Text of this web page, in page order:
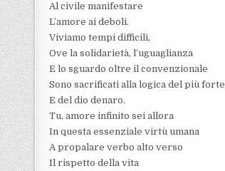
Al civile manifestare
L’amore ai deboli.
Viviamo tempi difficili,
Ove la solidarietà, l’uguaglianza
E lo sguardo oltre il convenzionale
Sono sacrificati alla logica del più forte
E del dio denaro.
Tu, amore infinito sei allora
In questa essenziale virtù umana
A propalare verbo alto verso
Il rispetto della vita